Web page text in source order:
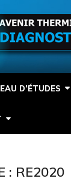
D’ÉTUDES
: RE2020